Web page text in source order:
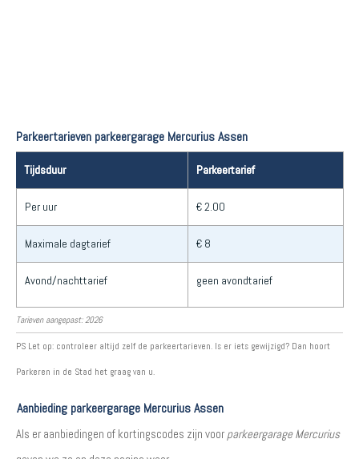
Parkeertarieven parkeergarage Mercurius Assen
Tijdsduur Parkeertarief
Per uur € 2.00
Maximale dagtarief € 8
Avond/nachttarief geen avondtarief
Tarieven aangepast: 2026
PS Let op: controleer altijd zelf de parkeertarieven. Is er iets gewijzigd? Dan hoort
Parkeren in de Stad het graag van u.
Aanbieding parkeergarage Mercurius Assen
Als er aanbiedingen of kortingscodes zijn voor parkeergarage Mercurius